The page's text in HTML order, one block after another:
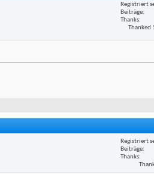
Registriert
Beiträge
Thanks
Thanked
Registriert
Beiträge
Thanks